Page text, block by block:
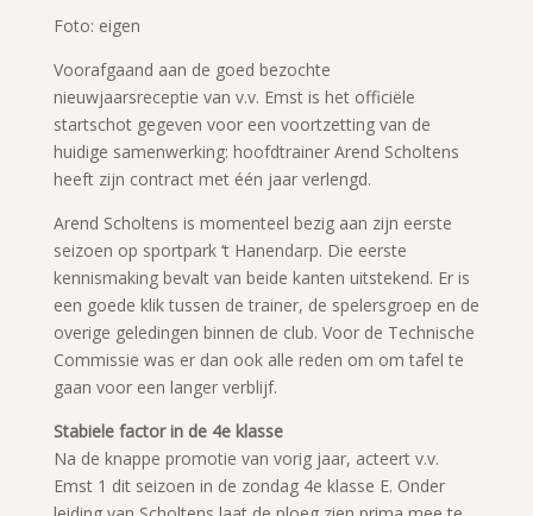
Foto: eigen
Voorafgaand aan de goed bezochte
nieuwjaarsreceptie van v.v. Emst is het officiële
startschot gegeven voor een voortzetting van de
huidige samenwerking: hoofdtrainer Arend Scholtens
heeft zijn contract met één jaar verlengd.
Arend Scholtens is momenteel bezig aan zijn eerste
seizoen op sportpark ‘t Hanendarp. Die eerste
kennismaking bevalt van beide kanten uitstekend. Er is
een goede klik tussen de trainer, de spelersgroep en de
overige geledingen binnen de club. Voor de Technische
Commissie was er dan ook alle reden om om tafel te
gaan voor een langer verblijf.
Stabiele factor in de 4e klasse
Na de knappe promotie van vorig jaar, acteert v.v.
Emst 1 dit seizoen in de zondag 4e klasse E. Onder